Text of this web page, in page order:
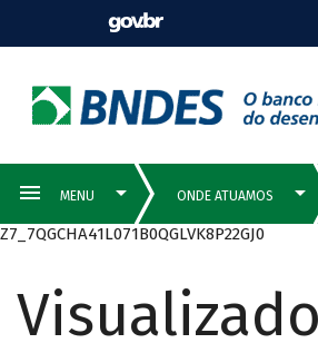
Z7_7QGCHA41L071B0QGLVK8P22GJ0